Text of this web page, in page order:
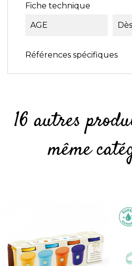
Fiche technique
AGE
Références spécifiques
16 autres
même